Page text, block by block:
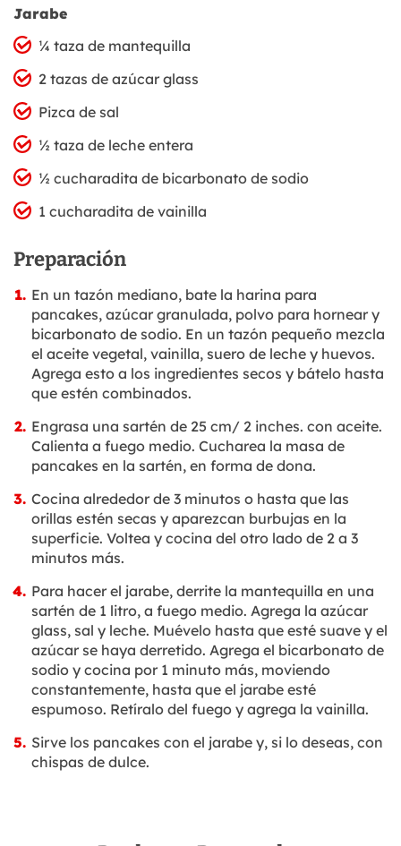
Jarabe
¼ taza de mantequilla
2 tazas de azúcar glass
Pizca de sal
½ taza de leche entera
½ cucharadita de bicarbonato de sodio
1 cucharadita de vainilla
Preparación
En un tazón mediano, bate la harina para
pancakes, azúcar granulada, polvo para hornear y
bicarbonato de sodio. En un tazón pequeño mezcla
el aceite vegetal, vainilla, suero de leche y huevos.
Agrega esto a los ingredientes secos y bátelo hasta
que estén combinados.
Engrasa una sartén de 25 cm/ 2 inches. con aceite.
Calienta a fuego medio. Cucharea la masa de
pancakes en la sartén, en forma de dona.
Cocina alrededor de 3 minutos o hasta que las
orillas estén secas y aparezcan burbujas en la
superficie. Voltea y cocina del otro lado de 2 a 3
minutos más.
Para hacer el jarabe, derrite la mantequilla en una
sartén de 1 litro, a fuego medio. Agrega la azúcar
glass, sal y leche. Muévelo hasta que esté suave y el
azúcar se haya derretido. Agrega el bicarbonato de
sodio y cocina por 1 minuto más, moviendo
constantemente, hasta que el jarabe esté
espumoso. Retíralo del fuego y agrega la vainilla.
Sirve los pancakes con el jarabe y, si lo deseas, con
chispas de dulce.